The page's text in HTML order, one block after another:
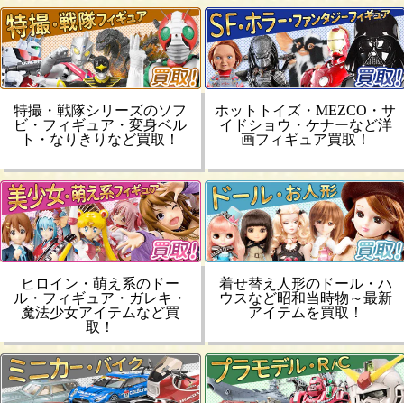
特撮・戦隊シリーズのソフ
ビ・フィギュア・変身ベル
ト・なりきりなど買取！
ホットトイズ・MEZCO・サ
イドショウ・ケナーなど洋
画フィギュア買取！
ヒロイン・萌え系のドー
ル・フィギュア・ガレキ・
魔法少女アイテムなど買
取！
着せ替え人形のドール・ハ
ウスなど昭和当時物～最新
アイテムを買取！